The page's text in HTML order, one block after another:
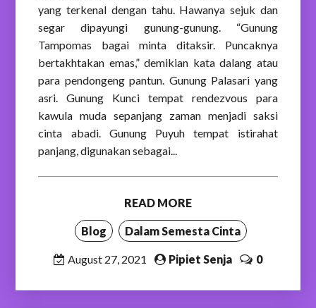
yang terkenal dengan tahu. Hawanya sejuk dan
segar dipayungi gunung-gunung. “Gunung
Tampomas bagai minta ditaksir. Puncaknya
bertakhtakan emas,” demikian kata dalang atau
para pendongeng pantun. Gunung Palasari yang
asri. Gunung Kunci tempat rendezvous para
kawula muda sepanjang zaman menjadi saksi
cinta abadi. Gunung Puyuh tempat istirahat
panjang, digunakan sebagai...
READ MORE
Blog Dalam Semesta Cinta
August 27, 2021 Pipiet Senja 0